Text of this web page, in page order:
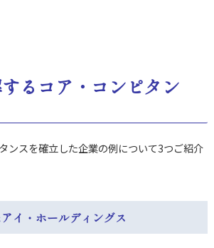
るコア・コンピタン
ンスを確立した企業の例について3つご紹介
イ・ホールディングス